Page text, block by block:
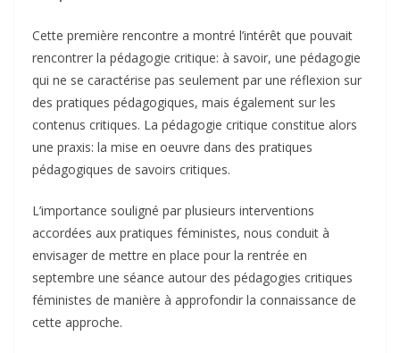
Cette première rencontre a montré l’intérêt que pouvait
rencontrer la pédagogie critique: à savoir, une pédagogie
qui ne se caractérise pas seulement par une réflexion sur
des pratiques pédagogiques, mais également sur les
contenus critiques. La pédagogie critique constitue alors
une praxis: la mise en oeuvre dans des pratiques
pédagogiques de savoirs critiques.
L’importance souligné par plusieurs interventions
accordées aux pratiques féministes, nous conduit à
envisager de mettre en place pour la rentrée en
septembre une séance autour des pédagogies critiques
féministes de manière à approfondir la connaissance de
cette approche.